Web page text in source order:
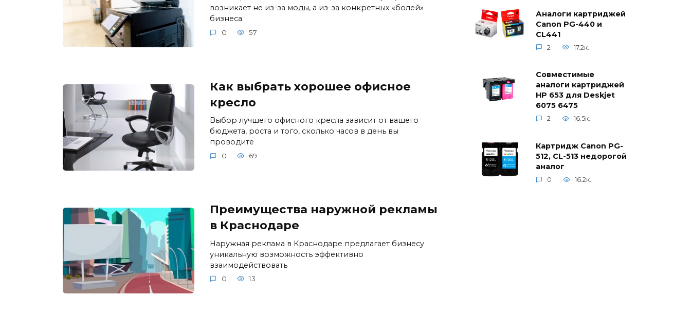
возникает не из-за моды, а из-за конкретных «болей»
бизнеса
0 57
Как выбрать хорошее офисное
кресло
Выбор лучшего офисного кресла зависит от вашего
бюджета, роста и того, сколько часов в день вы
проводите
0 69
Преимущества наружной рекламы
в Краснодаре
Наружная реклама в Краснодаре предлагает бизнесу
уникальную возможность эффективно
взаимодействовать
0 13
Аналоги картриджей
Canon PG-440 и
CL441
2 17.2к.
Совместимые
аналоги картриджей
HP 653 для Deskjet
6075 6475
2 16.5к.
Картридж Canon PG-
512, CL-513 недорогой
аналог
0 16.2к.